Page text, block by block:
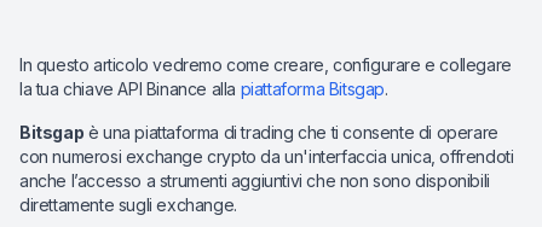
In questo articolo vedremo come creare, configurare e collegare
la tua chiave API Binance alla piattaforma Bitsgap.
Bitsgap è una piattaforma di trading che ti consente di operare
con numerosi exchange crypto da un'interfaccia unica, offrendoti
anche l’accesso a strumenti aggiuntivi che non sono disponibili
direttamente sugli exchange.